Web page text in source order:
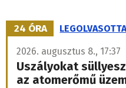
24 ÓRA
2026. augusztus 8., 17:37
Uszályokat
az atomerőmű